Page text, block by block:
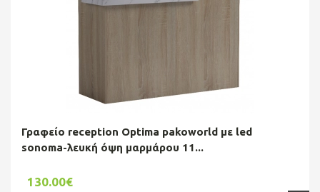
Γραφείο reception Optima pakoworld με led
sonoma-λευκή όψη μαρμάρου 11...
130.00€